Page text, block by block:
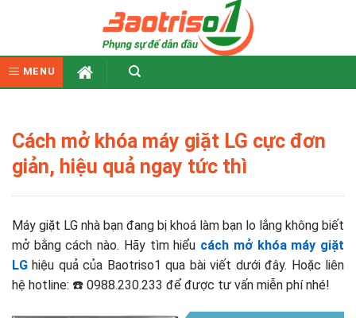
MENU
Cách mở khóa máy giặt LG cực đơn
giản, hiệu quả ngay tức thì
Máy giặt LG nhà bạn đang bị khoá làm bạn lo lắng không biết
mở bằng cách nào. Hãy tìm hiểu cách mở khóa máy giặt
LG hiệu quả của Baotriso1 qua bài viết dưới đây. Hoặc liên
hệ hotline: ☎️ 0988.230.233 để được tư vấn miễn phí nhé!